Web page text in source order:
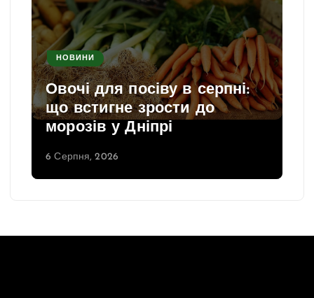
НОВИНИ
Овочі для посіву в серпні:
що встигне зрости до
морозів у Дніпрі
6 Серпня, 2026